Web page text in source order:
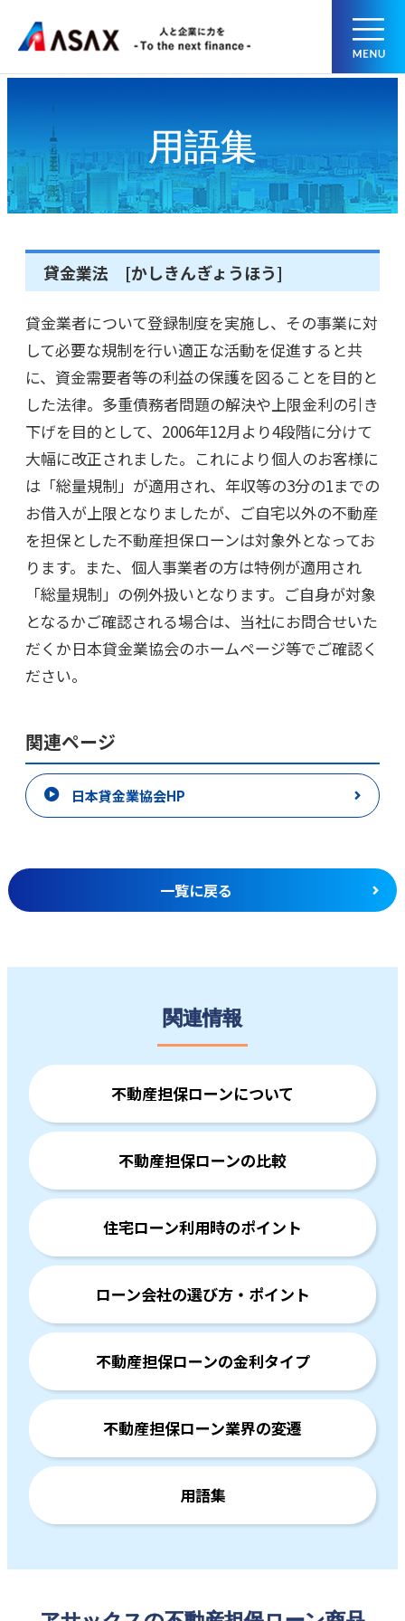
用語集
貸金業法 [かしきんぎょうほう]
貸金業者について登録制度を実施し、その事業に対
して必要な規制を行い適正な活動を促進すると共
に、資金需要者等の利益の保護を図ることを目的と
した法律。多重債務者問題の解決や上限金利の引き
下げを目的として、2006年12月より4段階に分けて
大幅に改正されました。これにより個人のお客様に
は「総量規制」が適用され、年収等の3分の1までの
お借入が上限となりましたが、ご自宅以外の不動産
を担保とした不動産担保ローンは対象外となってお
ります。また、個人事業者の方は特例が適用され
「総量規制」の例外扱いとなります。ご自身が対象
となるかご確認される場合は、当社にお問合せいた
だくか日本貸金業協会のホームページ等でご確認く
ださい。
関連ページ
日本貸金業協会HP
一覧に戻る
関連情報
不動産担保ローンについて
不動産担保ローンの比較
住宅ローン利用時のポイント
ローン会社の選び方・ポイント
不動産担保ローンの金利タイプ
不動産担保ローン業界の変遷
用語集